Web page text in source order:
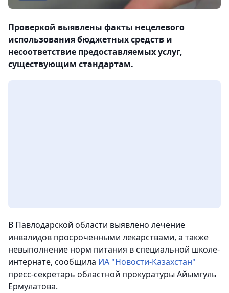
Проверкой выявлены факты нецелевого
использования бюджетных средств и
несоответствие предоставляемых услуг,
существующим стандартам.
В Павлодарской области выявлено лечение
инвалидов просроченными лекарствами, а также
невыполнение норм питания в специальной школе-
интернате, сообщила ИА "Новости-Казахстан"
пресс-секретарь областной прокуратуры Айымгуль
Ермулатова.